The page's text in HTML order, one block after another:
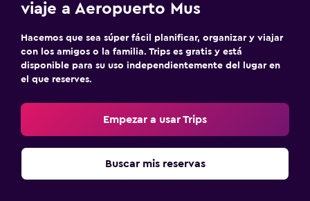
viaje a Aeropuerto Mus
Hacemos que sea súper fácil planificar, organizar y viajar
con los amigos o la familia. Trips es gratis y está
disponible para su uso independientemente del lugar en
el que reserves.
Empezar a usar Trips
Buscar mis reservas